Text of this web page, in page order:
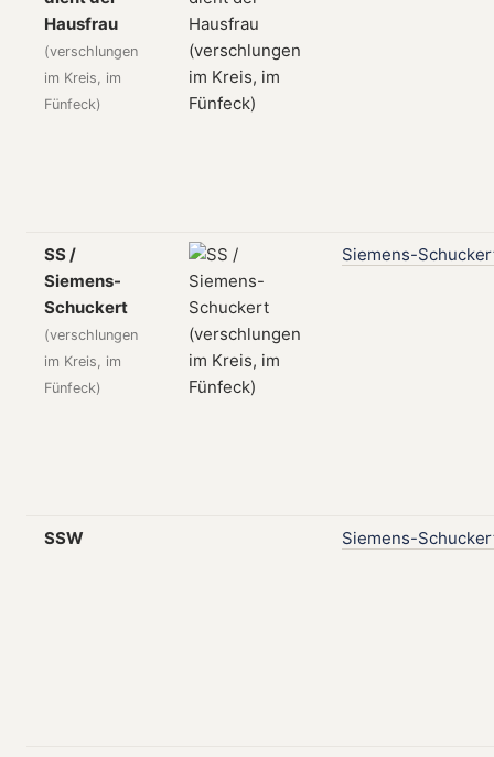
Hausfrau
(verschlungen
im Kreis, im
Fünfeck)
SS /
Siemens-
Schuckert
(verschlungen
im Kreis, im
Fünfeck)
Siemens-
SSW Siemens-